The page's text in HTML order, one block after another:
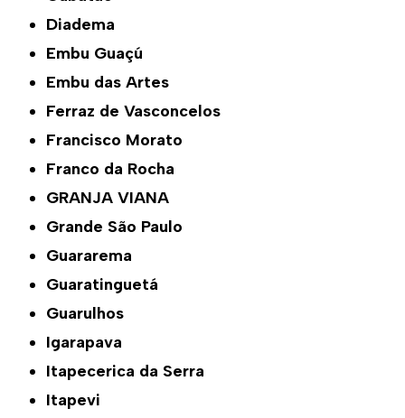
Diadema
Embu Guaçú
Embu das Artes
Ferraz de Vasconcelos
Francisco Morato
Franco da Rocha
GRANJA VIANA
Grande São Paulo
Guararema
Guaratinguetá
Guarulhos
Igarapava
Itapecerica da Serra
Itapevi